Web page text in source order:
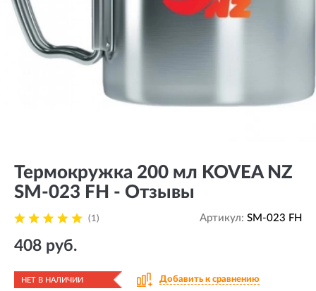
Термокружка 200 мл KOVEA NZ
SM-023 FH - Отзывы
(1) Артикул: SM-023 FH
408 руб.
НЕТ В НАЛИЧИИ Добавить к сравнению